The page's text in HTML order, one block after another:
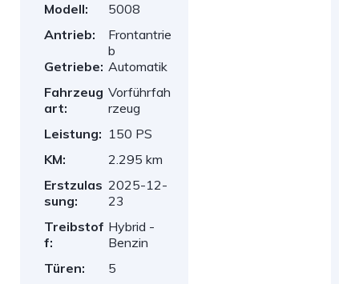
Modell:
5008
Antrieb:
Frontantrie
b
Getriebe: Automatik
Fahrzeug
art:
Vorführfah
rzeug
Leistung: 150 PS
KM:
2.295 km
Erstzulas
sung:
2025-12-
23
Treibstof
f:
Hybrid -
Benzin
Türen:
5